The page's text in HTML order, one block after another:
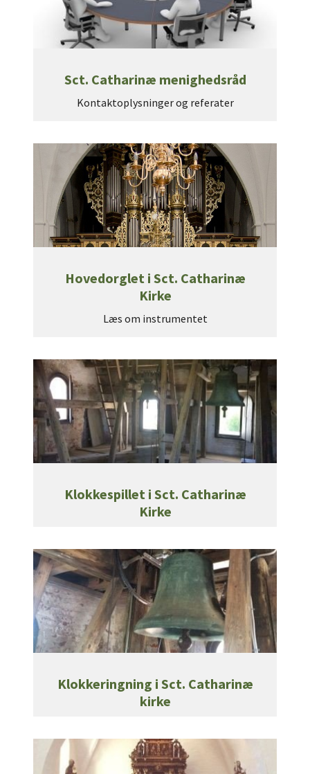
Sct. Catharinæ menighedsråd
Kontaktoplysninger og referater
Hovedorglet i Sct. Catharinæ
Kirke
Læs om instrumentet
Klokkespillet i Sct. Catharinæ
Kirke
Klokkeringning i Sct. Catharinæ
kirke